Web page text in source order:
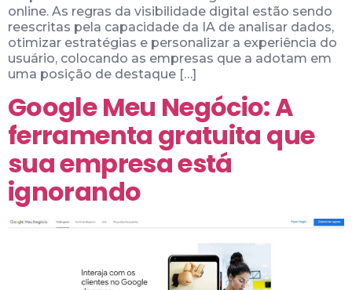
online. As regras da visibilidade digital estão sendo
reescritas pela capacidade da IA de analisar dados,
otimizar estratégias e personalizar a experiência do
usuário, colocando as empresas que a adotam em
uma posição de destaque […]
Google Meu Negócio: A
ferramenta gratuita que
sua empresa está
ignorando